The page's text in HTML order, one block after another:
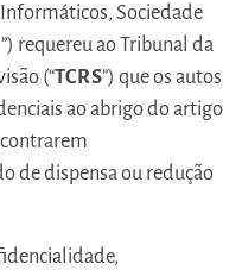
Sociedade
”) requereu ao Tribunal da
(“TCRS”) que os autos
ao abrigo do artigo
de dispensa ou redução